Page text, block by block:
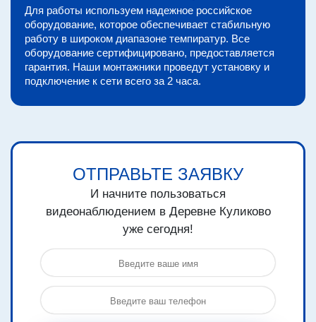
Для работы используем надежное российское
оборудование, которое обеспечивает стабильную
работу в широком диапазоне темпиратур. Все
оборудование сертифицировано, предоставляется
гарантия. Наши монтажники проведут установку и
подключение к сети всего за 2 часа.
ОТПРАВЬТЕ ЗАЯВКУ
И начните пользоваться
видеонаблюдением в Деревне Куликово
уже сегодня!